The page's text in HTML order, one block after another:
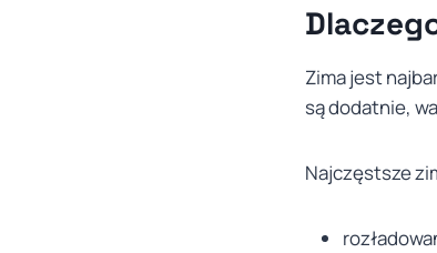
Zima jest
są dodatnie,
Najczęstsze